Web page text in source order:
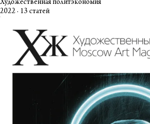
Художественная политэкономия
2022 · 13 статей